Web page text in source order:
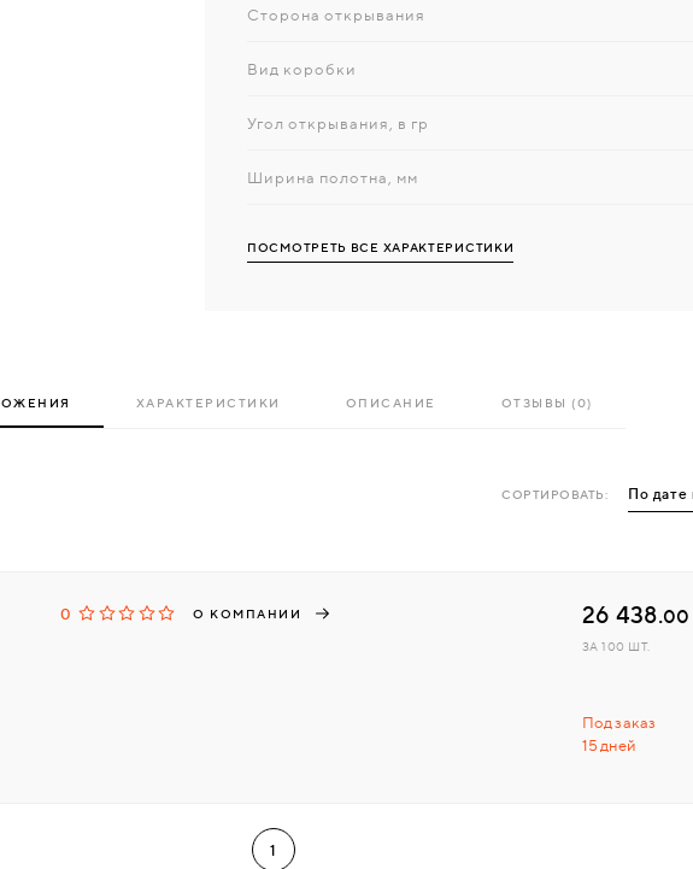
Сторона открывания
Вид коробки
Угол открывания, в гр
Ширина полотна, мм
ПОСМОТРЕТЬ ВСЕ ХАРАКТЕРИСТИКИ
ХАРАКТЕРИСТИКИ ОПИСАНИЕ ОТЗЫВЫ (0)
СОРТИРОВАТЬ:
0 О КОМПАНИИ
Под заказ
15 дней
26 438.00
ЗА 100 ШТ.
1